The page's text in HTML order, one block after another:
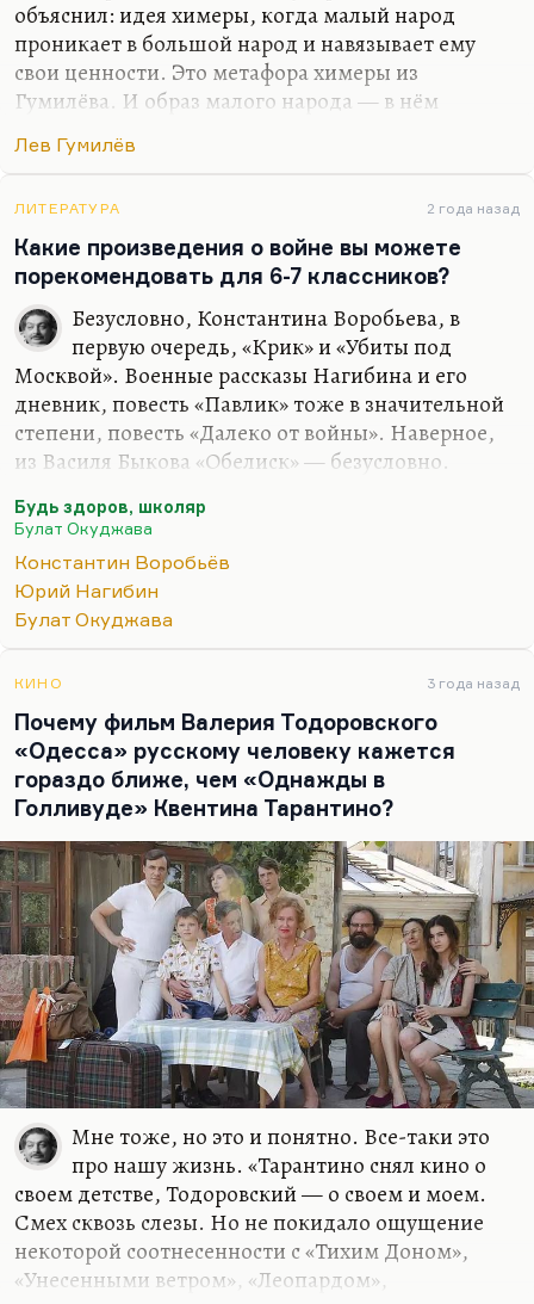
объяснил: идея химеры, когда малый народ
проникает в большой народ и навязывает ему
свои ценности. Это метафора химеры из
Гумилёва. И образ малого народа — в нём
Льва Гумилёва (опять-таки говорю ещё раз —
Гумилёва вообще понятие культуры враждебно и
понятие интеллигентности враждебно. Он всё
время повторял: «Я не интеллигент, у меня
профессия есть». Хотя, на мой взгляд, как раз
интеллигент — это тот, у кого есть профессия. Его
нелюбовь к интеллигенции, несколько
шпенглеровское недоверие к цивилизации, к
культурности вообще, апология…
Лев Гумилёв
ЛИТЕРАТУРА 2 года назад
Какие произведения о войне вы можете
порекомендовать для 6-7 классников?
Безусловно, Константина Воробьева, в
первую очередь, «Крик» и «Убиты под
Москвой». Военные рассказы Нагибина и его
дневник, повесть «Павлик» тоже в значительной
степени, повесть «Далеко от войны». Наверное,
из Василя Быкова «Обелиск» — безусловно.
Мороза будет и понятна, и важна, и значительна.
Ну и мне представляется, что «Будь здоров,
школяр» Окуджавы, конечно. Хотя там многие
негодовали при появлении этой вещи, которую
назвали сразу же недостаточно героической.
главным образом за нее.
Окуджава при своем дебюте — и песенном, и
прозаическом — собрал все возможные овации и
все возможные…
Будь здоров, школяр
Булат Окуджава
Константин Воробьёв
Юрий Нагибин
Булат Окуджава
КИНО 3 года назад
Почему фильм Валерия Тодоровского
«Одесса» русскому человеку кажется
гораздо ближе, чем «Однажды в
Голливуде» Квентина Тарантино?
Мне тоже, но это и понятно. Все-таки это
про нашу жизнь. «Тарантино снял кино о
своем детстве, Тодоровский — о своем и моем.
Смех сквозь слезы. Но не покидало ощущение
некоторой соотнесенности с «Тихим Доном»,
«Унесенными ветром», «Леопардом»,